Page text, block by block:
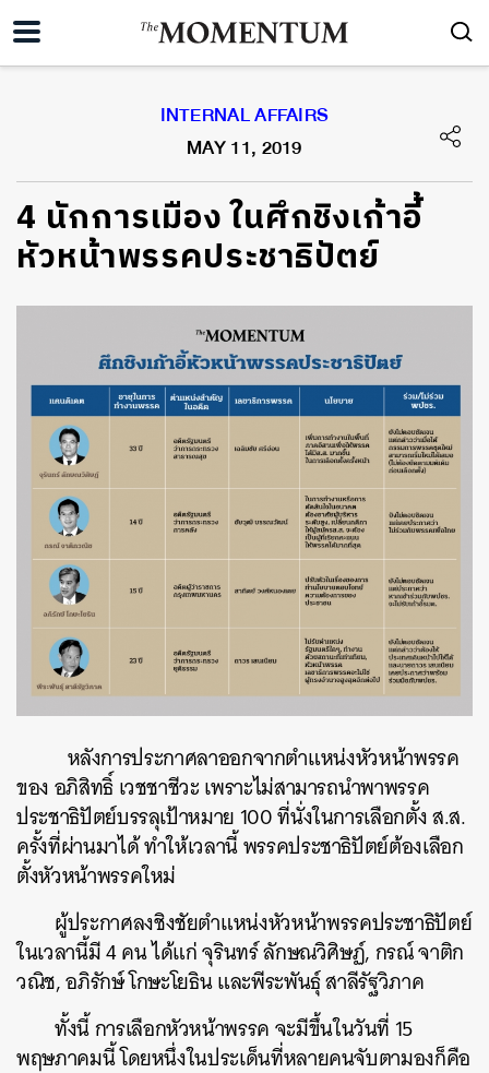
INTERNAL AFFAIRS
MAY 11, 2019
4 นักการเมือง ในศึกชิงเก้าอี้
หัวหน้าพรรคประชาธิปัตย์
หลังการประกาศลาออกจากตำแหน่งหัวหน้าพรรค
ของ อภิสิทธิ์ เวชชาชีวะ เพราะไม่สามารถนำพาพรรค
ประชาธิปัตย์บรรลุเป้าหมาย 100 ที่นั่งในการเลือกตั้ง ส.ส.
ครั้งที่ผ่านมาได้ ทำให้เวลานี้ พรรคประชาธิปัตย์ต้องเลือก
ตั้งหัวหน้าพรรคใหม่
ผู้ประกาศลงชิงชัยตำแหน่งหัวหน้าพรรคประชาธิปัตย์
ในเวลานี้มี 4 คน ได้แก่ จุรินทร์ ลักษณวิศิษฏ์, กรณ์ จาติก
วณิช, อภิรักษ์ โกษะโยธิน และพีระพันธุ์ สาลีรัฐวิภาค
ทั้งนี้ การเลือกหัวหน้าพรรค จะมีขึ้นในวันที่ 15
พฤษภาคมนี้ โดยหนึ่งในประเด็นที่หลายคนจับตามองก็คือ